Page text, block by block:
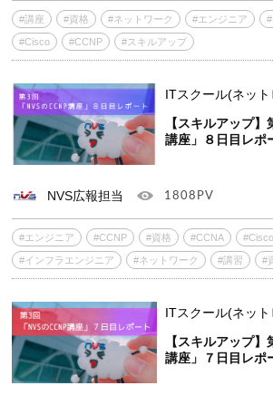
#講座 #資格 #ネットワーク #エンジニア
#Cisco #CCNP #スキルアップ
ITスクール(ネッ
【スキルアップ
講座」８日目レポ
NVS広報担当 1808PV
#エンジニア #CCNP #資格 #CCNA #Cisco
#インフラエンジニア #ネットワーク #講習 #
ITスクール(ネッ
【スキルアップ
講座」７日目レポ